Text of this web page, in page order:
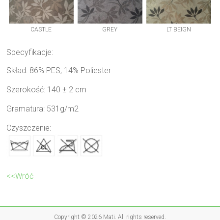
CASTLE GREY LT BEIGN
Specyfikacje:
Skład: 86% PES, 14% Poliester
Szerokość: 140 ± 2 cm
Gramatura: 531g/m2
Czyszczenie:
<<Wróć
Copyright © 2026 Mati. All rights reserved.